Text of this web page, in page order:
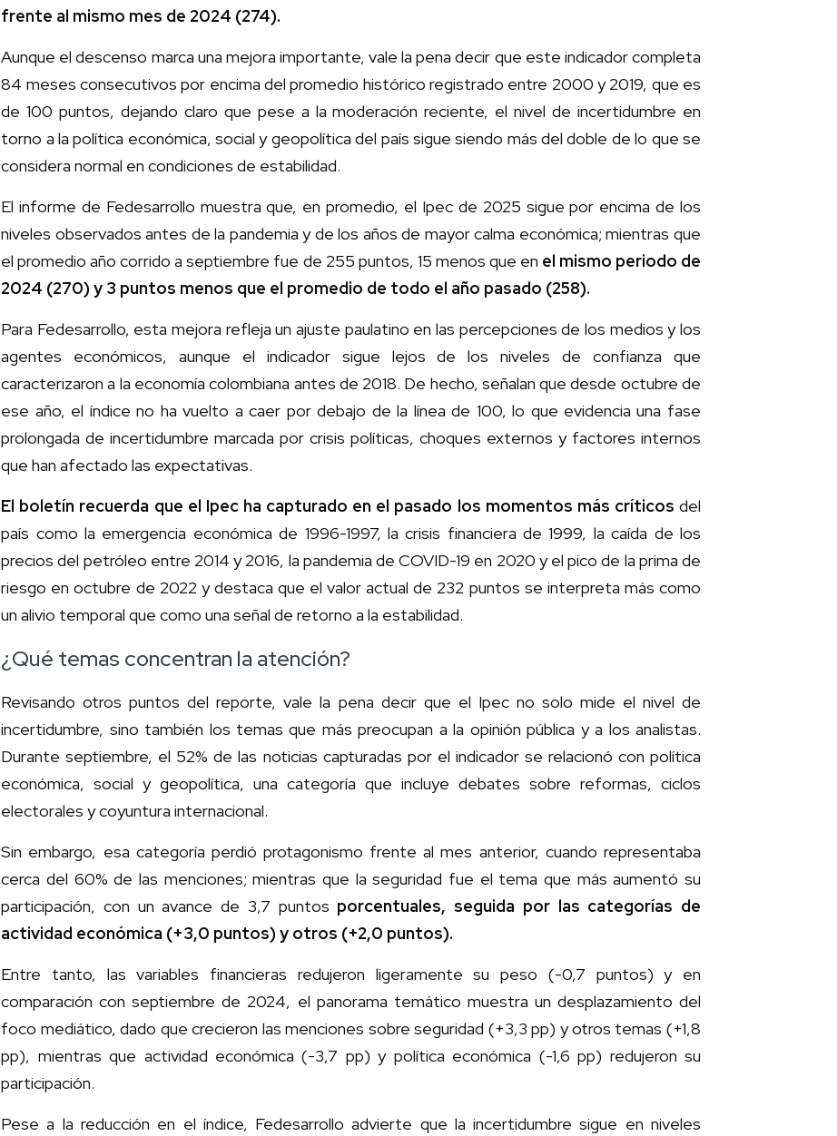
frente al mismo mes de 2024 (274).
Aunque el descenso marca una mejora importante, vale la pena decir que este indicador completa
84 meses consecutivos por encima del promedio histórico registrado entre 2000 y 2019, que es
de 100 puntos, dejando claro que pese a la moderación reciente, el nivel de incertidumbre en
torno a la política económica, social y geopolítica del país sigue siendo más del doble de lo que se
considera normal en condiciones de estabilidad.
El informe de Fedesarrollo muestra que, en promedio, el Ipec de 2025 sigue por encima de los
niveles observados antes de la pandemia y de los años de mayor calma económica; mientras que
el promedio año corrido a septiembre fue de 255 puntos, 15 menos que en el mismo periodo de
2024 (270) y 3 puntos menos que el promedio de todo el año pasado (258).
Para Fedesarrollo, esta mejora refleja un ajuste paulatino en las percepciones de los medios y los
agentes económicos, aunque el indicador sigue lejos de los niveles de confianza que
caracterizaron a la economía colombiana antes de 2018. De hecho, señalan que desde octubre de
ese año, el índice no ha vuelto a caer por debajo de la línea de 100, lo que evidencia una fase
prolongada de incertidumbre marcada por crisis políticas, choques externos y factores internos
que han afectado las expectativas.
El boletín recuerda que el Ipec ha capturado en el pasado los momentos más críticos del
país como la emergencia económica de 1996-1997, la crisis financiera de 1999, la caída de los
precios del petróleo entre 2014 y 2016, la pandemia de COVID-19 en 2020 y el pico de la prima de
riesgo en octubre de 2022 y destaca que el valor actual de 232 puntos se interpreta más como
un alivio temporal que como una señal de retorno a la estabilidad.
¿Qué temas concentran la atención?
Revisando otros puntos del reporte, vale la pena decir que el Ipec no solo mide el nivel de
incertidumbre, sino también los temas que más preocupan a la opinión pública y a los analistas.
Durante septiembre, el 52% de las noticias capturadas por el indicador se relacionó con política
económica, social y geopolítica, una categoría que incluye debates sobre reformas, ciclos
electorales y coyuntura internacional.
Sin embargo, esa categoría perdió protagonismo frente al mes anterior, cuando representaba
cerca del 60% de las menciones; mientras que la seguridad fue el tema que más aumentó su
participación, con un avance de 3,7 puntos porcentuales, seguida por las categorías de
actividad económica (+3,0 puntos) y otros (+2,0 puntos).
Entre tanto, las variables financieras redujeron ligeramente su peso (-0,7 puntos) y en
comparación con septiembre de 2024, el panorama temático muestra un desplazamiento del
foco mediático, dado que crecieron las menciones sobre seguridad (+3,3 pp) y otros temas (+1,8
pp), mientras que actividad económica (-3,7 pp) y política económica (-1,6 pp) redujeron su
participación.
Pese a la reducción en el índice, Fedesarrollo advierte que la incertidumbre sigue en niveles